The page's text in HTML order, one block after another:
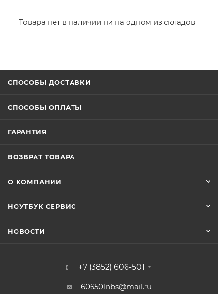
Товара нет в наличии ни на одном из складов
СПОСОБЫ ДОСТАВКИ
СПОСОБЫ ОПЛАТЫ
ГАРАНТИЯ
ВОЗВРАТ ТОВАРА
О КОМПАНИИ
НОУТБУК СЕРВИС
НОВОСТИ
+7 (3852) 606-501
606501nbs@mail.ru